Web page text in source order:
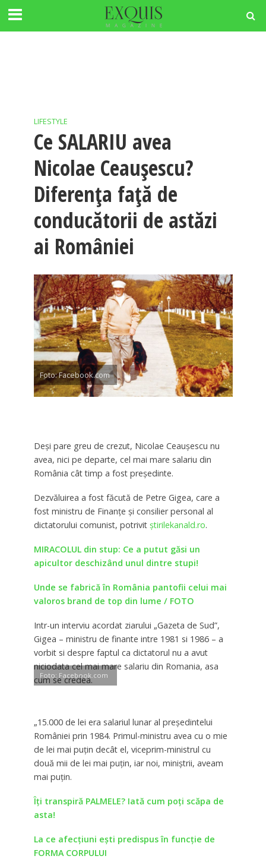
LIFESTYLE
Ce SALARIU avea
Nicolae Ceauşescu?
Diferența față de
conducătorii de astăzi
ai României
Foto: Facebook.com
Deşi pare greu de crezut, Nicolae Ceauşescu nu
avea, nici pe departe, cel mai mare salariu din
România cât timp a fost preşedinte.
Dezvăluirea a fost făcută de Petre Gigea, care a
fost ministru de Finanţe şi consilier personal al
dictatorului comunist, potrivit ştirilekanald.ro.
MIRACOLUL din stup: Ce a putut găsi un
apicultor deschizând unul dintre stupi!
Unde se fabrică în România pantofii celui mai
valoros brand de top din lume / FOTO
Intr-un interviu acordat ziarului „Gazeta de Sud”,
Gigea – ministru de finante intre 1981 si 1986 – a
vorbit si despre faptul ca dictatorul nu a avut
niciodata cel mai mare salariu din Romania, asa
cum se credea.
Foto: Facebook.com
„15.000 de lei era salariul lunar al preşedintelui
României prin 1984. Primul-ministru avea cu o mie
de lei mai puţin decât el, viceprim-ministrul cu
două mii de lei mai puţin, iar noi, miniştrii, aveam
mai puţin.
Îţi transpiră PALMELE? Iată cum poți scăpa de
asta!
La ce afecțiuni ești predispus în funcție de
FORMA CORPULUI